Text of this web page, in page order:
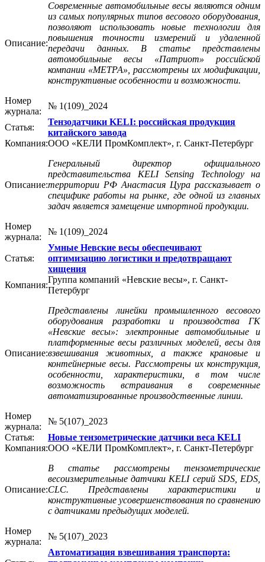
Описание:
Современные автомобильные весы являются одним
из самых популярных типов весового оборудования,
позволяют использовать новые технологии для
повышения точности измерений и удаленной
передачи данных. В статье представлены
автомобильные весы «Патриот» российской
компании «МЕТРА», рассмотрены их модификации,
конструктивные особенности и возможности.
Номер
журнала:
№ 1(109)_2024
Статья:
Тензодатчики KELI: российская продукция
китайского завода
Компания:ООО «КЕЛИ ПромКомплект», г. Санкт-Петербург
Описание:
Генеральный директор официального
представительства KELI Sensing Technology на
территории РФ Анастасия Цура рассказывает о
специфике работы на рынке, где одной из главных
задач является замещение импортной продукции.
Номер
журнала:
№ 1(109)_2024
Статья:
Умные Невские весы обеспечивают
оптимизацию логистики и предотвращают
хищения
Компания:
Группа компаний «Невские весы», г. Санкт-
Петербург
Описание:
Представлены линейки промышленного весового
оборудования разработки и производства ГК
«Невские весы»: электронные автомобильные и
платформенные весы различных моделей, весы для
взвешивания животных, а также крановые и
контейнерные весы. Рассмотрены их конструкция,
особенности, характеристики, в том числе
возможность встраивания в современные
автоматизированные производственные линии.
Номер
журнала:
№ 5(107)_2023
Статья:
Новые тензометрические датчики веса KELI
Компания:ООО «КЕЛИ ПромКомплект», г. Санкт-Петербург
Описание:
В статье рассмотрены тензометрические
весоизмерительные датчики KELI серий SDS, EDS,
CLC. Представлены характеристики и
конструктивные усовершенствования по сравнению
с датчиками предыдущих моделей.
Номер
журнала:
№ 5(107)_2023
Автоматизация взвешивания транспорта: